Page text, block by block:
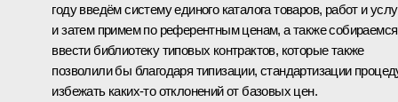
году введём систему единого каталога товаров, работ и
и затем примем по референтным ценам, а также собираемся
ввести библиотеку типовых контрактов, которые также
позволили бы благодаря типизации, стандартизации
избежать каких‑то отклонений от базовых цен.